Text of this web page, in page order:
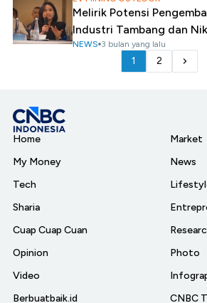
Melirik Potensi
Industri Tambang dan
NEWS 3 bulan yang lalu
1 2
Home
My Money
Tech
Sharia
Cuap Cuap Cuan
Opinion
Video
Berbuatbaik.id
Market
News
Photo
CNBC